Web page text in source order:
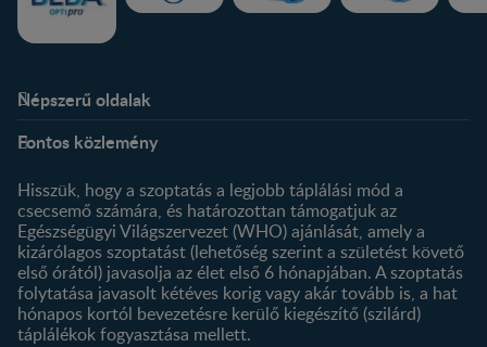
Népszerű oldalak
Kapcsolat
Történetünk
Profilom
Termékeink
Termék kereső
Fontos közlemény
Hisszük, hogy a szoptatás a legjobb táplálási mód a
csecsemő számára, és határozottan támogatjuk az
Egészségügyi Világszervezet (WHO) ajánlását, amely a
kizárólagos szoptatást (lehetőség szerint a születést követő
első órától) javasolja az élet első 6 hónapjában. A szoptatás
folytatása javasolt kétéves korig vagy akár tovább is, a hat
hónapos kortól bevezetésre kerülő kiegészítő (szilárd)
táplálékok fogyasztása mellett.